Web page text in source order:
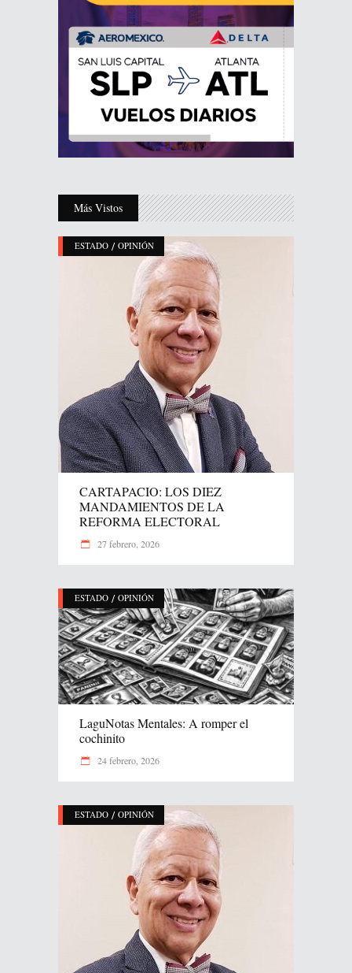
Más Vistos
ESTADO / OPINIÓN
CARTAPACIO: LOS DIEZ
MANDAMIENTOS DE LA
REFORMA ELECTORAL
27 febrero, 2026
ESTADO / OPINIÓN
LaguNotas Mentales: A romper el
cochinito
24 febrero, 2026
ESTADO / OPINIÓN